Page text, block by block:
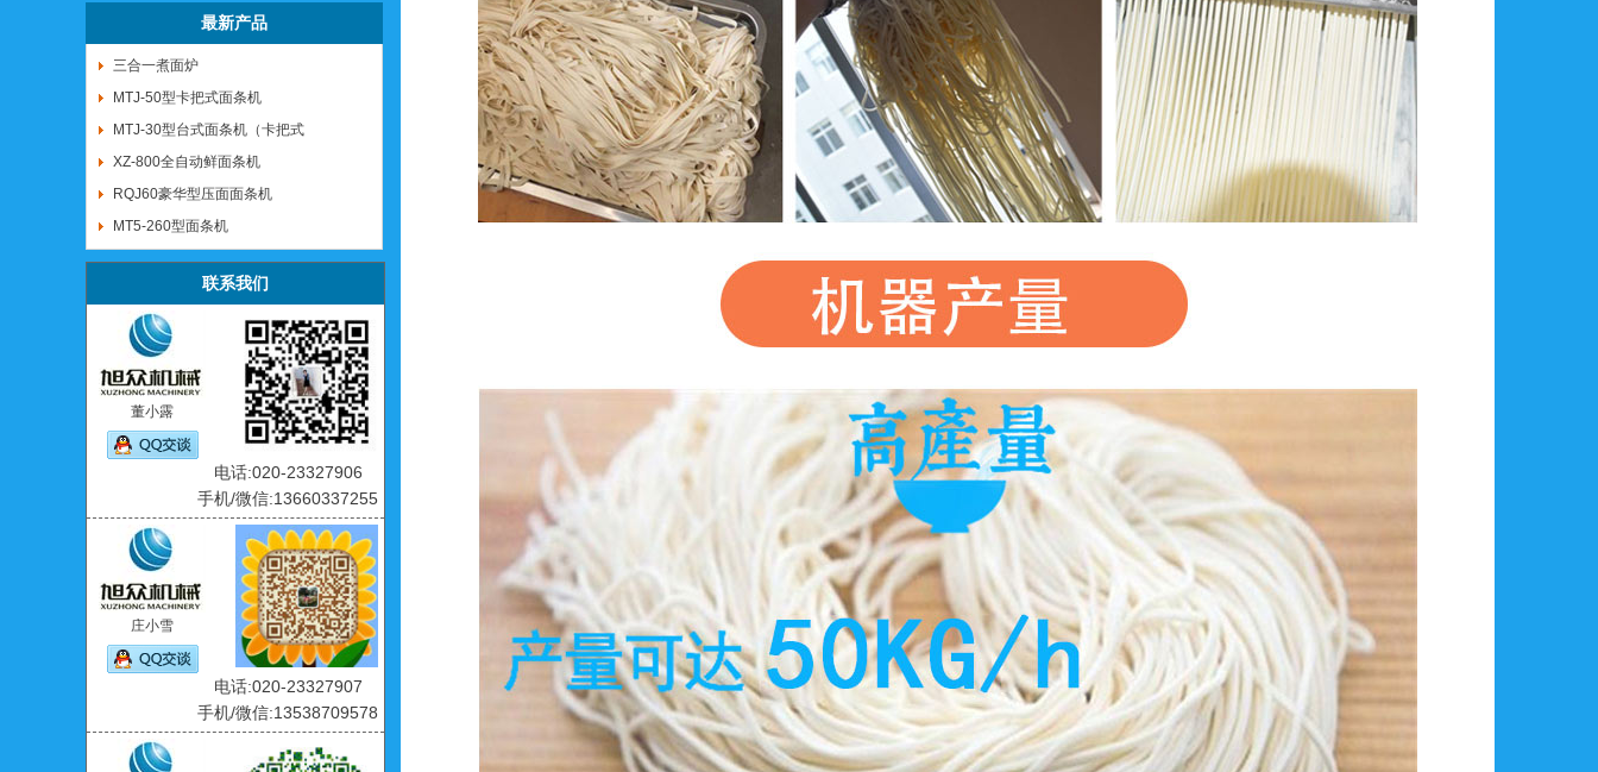
最新产品
三合一煮面炉
MTJ-50型卡把式面条机
MTJ-30型台式面条机（卡把式
XZ-800全自动鲜面条机
RQJ60豪华型压面面条机
MT5-260型面条机
联系我们
董小露
电话:020-23327906
手机/微信:13660337255
庄小雪
电话:020-23327907
手机/微信:13538709578